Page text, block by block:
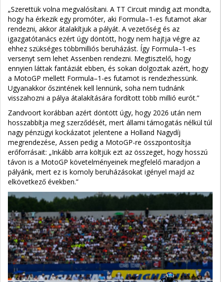
„Szerettük volna megvalósítani. A TT Circuit mindig azt mondta,
hogy ha érkezik egy promóter, aki Formula–1-es futamot akar
rendezni, akkor átalakítjuk a pályát. A vezetőség és az
igazgatótanács ezért úgy döntött, hogy nem hajtja végre az
ehhez szükséges többmilliós beruházást. Így Formula–1-es
versenyt sem lehet Assenben rendezni. Megtisztelő, hogy
ennyien láttak fantáziát ebben, és sokan dolgoztak azért, hogy
a MotoGP mellett Formula–1-es futamot is rendezhessünk.
Ugyanakkor őszintének kell lennünk, soha nem tudnánk
visszahozni a pálya átalakítására fordított több millió eurót.”
Zandvoort korábban azért döntött úgy, hogy 2026 után nem
hosszabbítja meg szerződését, mert állami támogatás nélkül túl
nagy pénzügyi kockázatot jelentene a Holland Nagydíj
megrendezése, Assen pedig a MotoGP-re összpontosítja
erőforrásait: „Inkább arra költjük ezt az összeget, hogy hosszú
távon is a MotoGP követelményeinek megfelelő maradjon a
pályánk, mert ez is komoly beruházásokat igényel majd az
elkövetkező években.”